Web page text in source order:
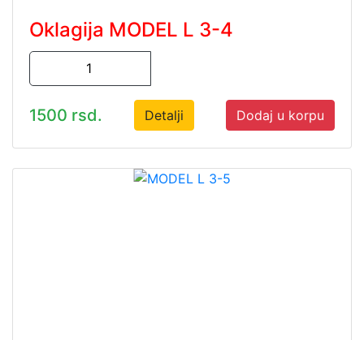
Oklagija MODEL L 3-4
1500 rsd. Detalji Dodaj u korpu